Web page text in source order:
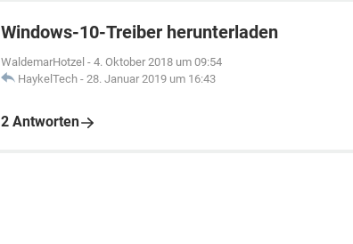
Windows-10-Treiber herunterladen
WaldemarHotzel - 4. Oktober 2018 um 09:54
HaykelTech - 28. Januar 2019 um 16:43
2 Antworten